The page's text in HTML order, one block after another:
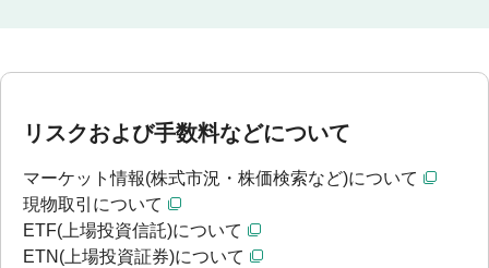
リスクおよび手数料などについて
マーケット情報(株式市況・株価検索など)について
現物取引について
ETF(上場投資信託)について
ETN(上場投資証券)について